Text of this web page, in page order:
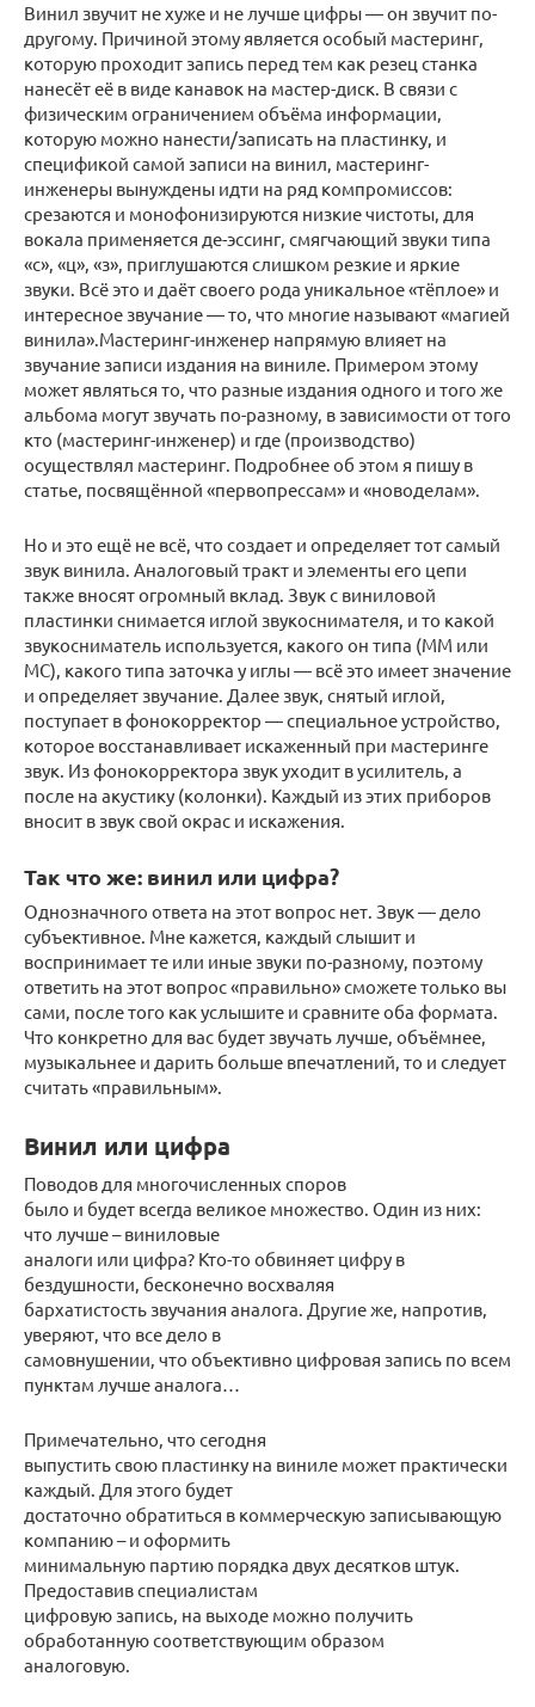
Винил звучит не хуже и не лучше цифры — он звучит по-
другому. Причиной этому является особый мастеринг,
которую проходит запись перед тем как резец станка
нанесёт её в виде канавок на мастер-диск. В связи с
физическим ограничением объёма информации,
которую можно нанести/записать на пластинку, и
спецификой самой записи на винил, мастеринг-
инженеры вынуждены идти на ряд компромиссов:
срезаются и монофонизируются низкие чистоты, для
вокала применяется де-эссинг, смягчающий звуки типа
«с», «ц», «з», приглушаются слишком резкие и яркие
звуки. Всё это и даёт своего рода уникальное «тёплое» и
интересное звучание — то, что многие называют «магией
винила».Мастеринг-инженер напрямую влияет на
звучание записи издания на виниле. Примером этому
может являться то, что разные издания одного и того же
альбома могут звучать по-разному, в зависимости от того
кто (мастеринг-инженер) и где (производство)
осуществлял мастеринг. Подробнее об этом я пишу в
статье, посвящённой «первопрессам» и «новоделам».
Но и это ещё не всё, что создает и определяет тот самый
звук винила. Аналоговый тракт и элементы его цепи
также вносят огромный вклад. Звук с виниловой
пластинки снимается иглой звукоснимателя, и то какой
звукосниматель используется, какого он типа (ММ или
MC), какого типа заточка у иглы — всё это имеет значение
и определяет звучание. Далее звук, снятый иглой,
поступает в фонокорректор — специальное устройство,
которое восстанавливает искаженный при мастеринге
звук. Из фонокорректора звук уходит в усилитель, а
после на акустику (колонки). Каждый из этих приборов
вносит в звук свой окрас и искажения.⠀
Так что же: винил или цифра?
Однозначного ответа на этот вопрос нет. Звук — дело
субъективное. Мне кажется, каждый слышит и
воспринимает те или иные звуки по-разному, поэтому
ответить на этот вопрос «правильно» сможете только вы
сами, после того как услышите и сравните оба формата.
Что конкретно для вас будет звучать лучше, объёмнее,
музыкальнее и дарить больше впечатлений, то и следует
считать «правильным».
Винил или цифра
Поводов для многочисленных споров
было и будет всегда великое множество. Один из них:
что лучше – виниловые
аналоги или цифра? Кто-то обвиняет цифру в
бездушности, бесконечно восхваляя
бархатистость звучания аналога. Другие же, напротив,
уверяют, что все дело в
самовнушении, что объективно цифровая запись по всем
пунктам лучше аналога…
Примечательно, что сегодня
выпустить свою пластинку на виниле может практически
каждый. Для этого будет
достаточно обратиться в коммерческую записывающую
компанию – и оформить
минимальную партию порядка двух десятков штук.
Предоставив специалистам
цифровую запись, на выходе можно получить
обработанную соответствующим образом
аналоговую.